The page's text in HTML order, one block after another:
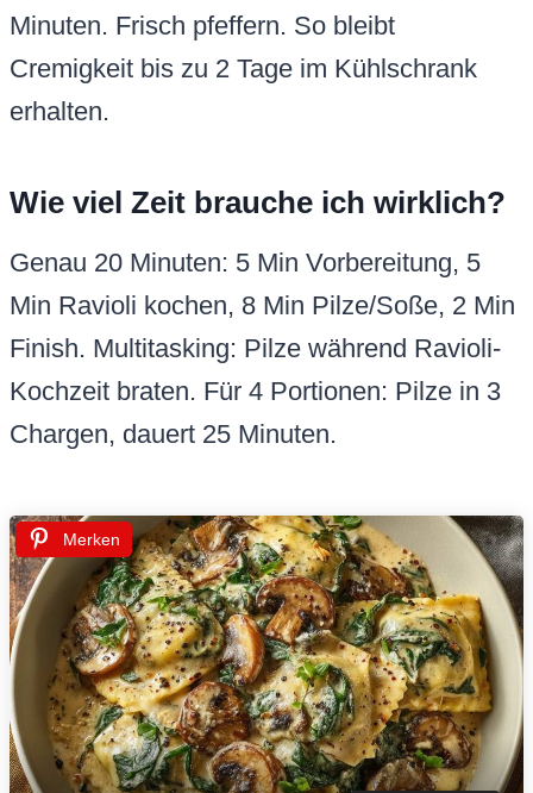
Minuten. Frisch pfeffern. So bleibt
Cremigkeit bis zu 2 Tage im Kühlschrank
erhalten.
Wie viel Zeit brauche ich wirklich?
Genau 20 Minuten: 5 Min Vorbereitung, 5
Min Ravioli kochen, 8 Min Pilze/Soße, 2 Min
Finish. Multitasking: Pilze während Ravioli-
Kochzeit braten. Für 4 Portionen: Pilze in 3
Chargen, dauert 25 Minuten.
Merken